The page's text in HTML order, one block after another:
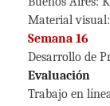
Material visual:
Semana 16
Desarrollo de
Evaluación
Trabajo en